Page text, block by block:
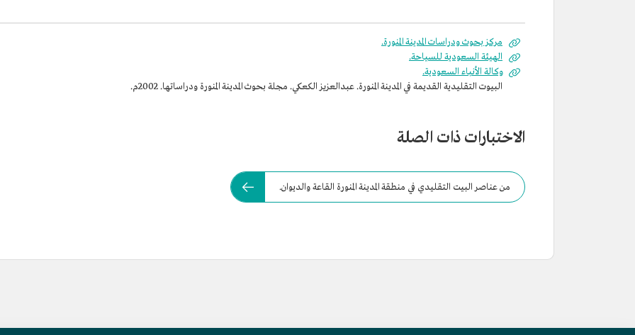
مركز بحوث ودراسات المدينة المنورة.
الهيئة السعودية للسياحة.
وكالة الأنباء السعودية.
البيوت التقليدية القديمة في المدينة المنورة. عبدالعزيز الكعكي. مجلة بحوث المدينة المنورة ودراساتها. 2002م.
الاختبارات ذات الصلة
من عناصر البيت التقليدي في منطقة المدينة المنورة القاعة والديوان.